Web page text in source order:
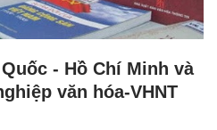
- Hồ Chí Minh và
văn hóa-VHNT